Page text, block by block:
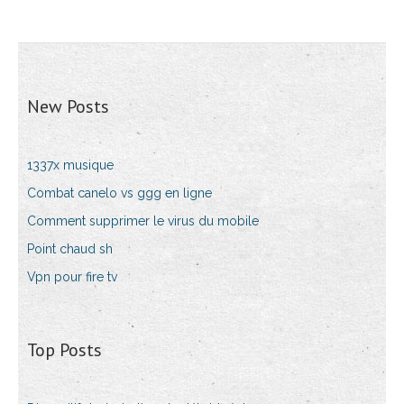
New Posts
1337x musique
Combat canelo vs ggg en ligne
Comment supprimer le virus du mobile
Point chaud sh
Vpn pour fire tv
Top Posts